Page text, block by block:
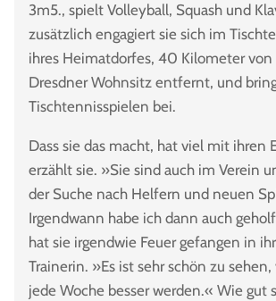
3m5., spielt Volleyball, Squash und
zusätzlich engagiert sie sich im
ihres Heimatdorfes, 40 Kilometer von
Dresdner Wohnsitz entfernt, und
Tischtennisspielen bei.
Dass sie das macht, hat viel mit ihren
erzählt sie. »Sie sind auch im Verein
der Suche nach Helfern und neuen
Irgendwann habe ich dann auch
hat sie irgendwie Feuer gefangen in
Trainerin. »Es ist sehr schön zu
jede Woche besser werden.« Wie gut